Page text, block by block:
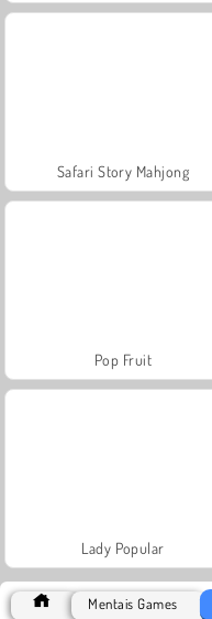
Safari Story Mahjong
Pop Fruit
Lady Popular
Mentais Games